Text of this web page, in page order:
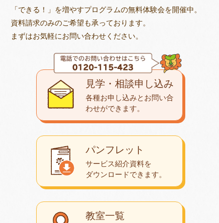
「できる！」を増やすプログラムの無料体験会を開催中。
資料請求のみのご希望も承っております。
まずはお気軽にお問い合わせください。
教室一覧
パンフレット
サービス紹介資料を
ダウンロードできます。
見学・相談申し込み
各種お申し込みとお問い合
わせができます。